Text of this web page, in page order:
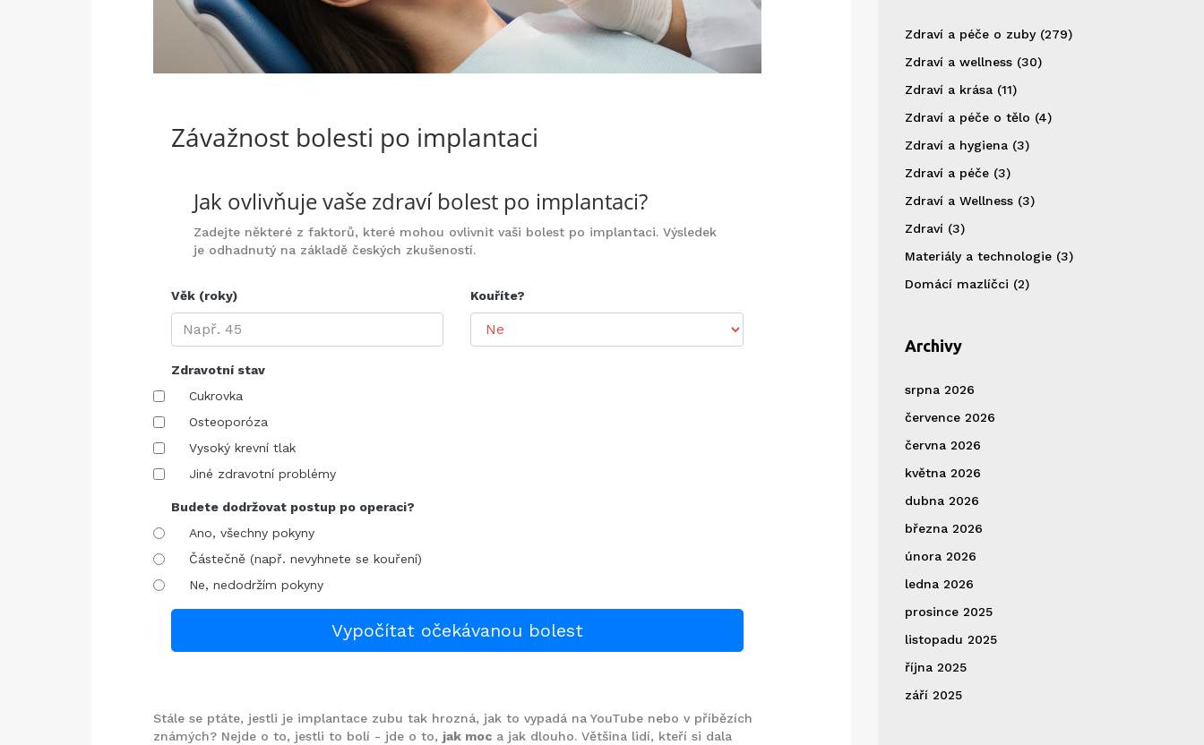
Závažnost bolesti po implantaci
Jak ovlivňuje vaše zdraví bolest po implantaci?
Zadejte některé z faktorů, které mohou ovlivnit vaši bolest po implantaci. Výsledek
je odhadnutý na základě českých zkušeností.
Věk (roky) Kouříte?
Zdravotní stav
Cukrovka
Osteoporóza
Vysoký krevní tlak
Jiné zdravotní problémy
Budete dodržovat postup po operaci?
Ano, všechny pokyny
Částečně (např. nevyhnete se kouření)
Ne, nedodržím pokyny
Vypočítat očekávanou bolest
Stále se ptáte, jestli je implantace zubu tak hrozná, jak to vypadá na YouTube nebo v příbězích
známých? Nejde o to, jestli to bolí - jde o to, jak moc a jak dlouho. Většina lidí, kteří si dala
Zdraví a péče o zuby (279)
Zdraví a wellness (30)
Zdraví a krása (11)
Zdraví a péče o tělo (4)
Zdraví a hygiena (3)
Zdraví a péče (3)
Zdraví a Wellness (3)
Zdraví (3)
Materiály a technologie (3)
Domácí mazlíčci (2)
Archivy
srpna 2026
července 2026
června 2026
května 2026
dubna 2026
března 2026
února 2026
ledna 2026
prosince 2025
listopadu 2025
října 2025
září 2025